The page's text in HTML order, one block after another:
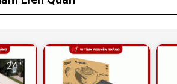
ứng tốt nhu cầu làm mát ổn